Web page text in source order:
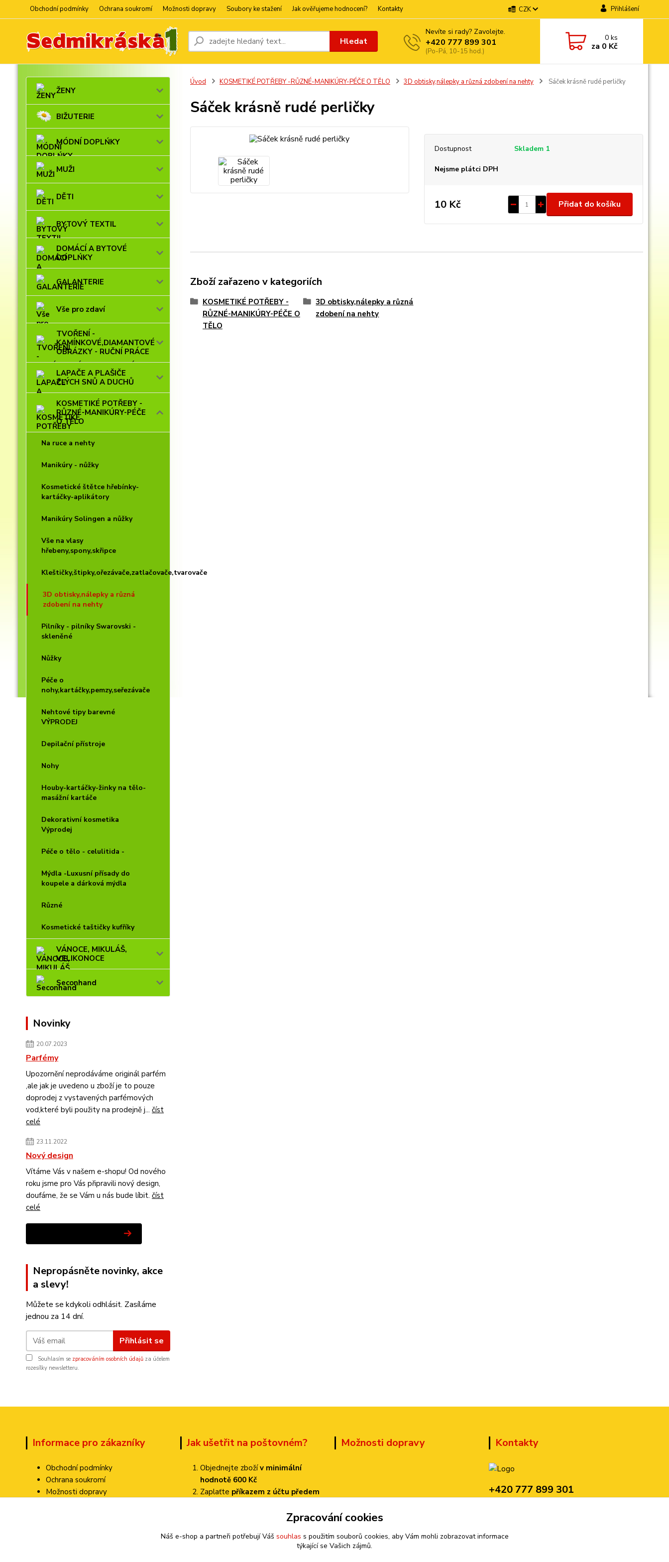
Obchodní podmínky Ochrana soukromí Možnosti dopravy Soubory ke stažení Jak ověřujeme hodnocení? Kontakty CZK Přihlášení
Hledat
Nevíte si rady? Zavolejte.
+420 777 899 301
(Po-Pá, 10-15 hod.)
0ks
za 0 Kč
ŽENY
BIŽUTERIE
MÓDNÍ DOPLŃKY
MUŽI
DĚTI
BYTOVÝ TEXTIL
DOMÁCÍ A BYTOVÉ
DOPLŃKY
GALANTERIE
Vše pro zdaví
TVOŘENÍ -
KAMÍNKOVÉ,DIAMANTOVÉ
OBRÁZKY - RUČNÍ PRÁCE
LAPAČE A PLAŠIČE
ZLÝCH SNŮ A DUCHŮ
KOSMETIKÉ POTŘEBY -
RŮZNÉ-MANIKÚRY-PÉČE
O TĚLO
Na ruce a nehty
Manikúry - nůžky
Kosmetické štětce hřebínky-
kartáčky-aplikátory
Manikúry Solingen a nůžky
Vše na vlasy
hřebeny,spony,skřipce
Kleštičky,štipky,ořezávače,zatlačovače,tvarovače
3D obtisky,nálepky a různá
zdobení na nehty
Pilníky - pilníky Swarovski -
skleněné
Nůžky
Péče o
nohy,kartáčky,pemzy,seřezávače
Nehtové tipy barevné
VÝPRODEJ
Depilační přístroje
Nohy
Houby-kartáčky-žinky na tělo-
masážní kartáče
Dekorativní kosmetika
Výprodej
Péče o tělo - celulitida -
Mýdla -Luxusní přísady do
koupele a dárková mýdla
Různé
Kosmetické taštičky kufříky
VÁNOCE, MIKULÁŠ,
VELIKONOCE
Seconhand
Novinky
20.07.2023
Parfémy
Upozornění neprodáváme originál parfém
,ale jak je uvedeno u zboží je to pouze
doprodej z vystavených parfémových
vod,které byli použity na prodejně j... číst
celé
23.11.2022
Nový design
Vítáme Vás v našem e-shopu! Od nového
roku jsme pro Vás připravili nový design,
doufáme, že se Vám u nás bude líbit. číst
celé
Nepropásněte novinky, akce
a slevy!
Můžete se kdykoli odhlásit. Zasíláme
jednou za 14 dní.
Přihlásit se
Souhlasím se zpracováním osobních údajů za účelem
rozesílky newsletteru.
Úvod KOSMETIKÉ POTŘEBY -RŮZNÉ-MANIKÚRY-PÉČE O TĚLO 3D obtisky,nálepky a různá zdobení na nehty Sáček krásně rudé perličky
Sáček krásně rudé perličky
Dostupnost Skladem 1
Nejsme plátci DPH
10 Kč Přidat do košíku
Zboží zařazeno v kategoriích
KOSMETIKÉ POTŘEBY -
RŮZNÉ-MANIKÚRY-PÉČE O
TĚLO
3D obtisky,nálepky a různá
zdobení na nehty
Informace pro zákazníky
Obchodní podmínky
Ochrana soukromí
Možnosti dopravy
Jak ušetřit na poštovném?
Objednejte zbožív minimální
hodnotě 600 Kč
Zaplaťte příkazem z účtu předem
pouze 70 Kč!
Možnosti dopravy Kontakty
+420 777 899 301
Zpracování cookies
Náš e-shop a partneři potřebují Váš souhlas s použitím souborů cookies, aby Vám mohli zobrazovat informace
týkající se Vašich zájmů.